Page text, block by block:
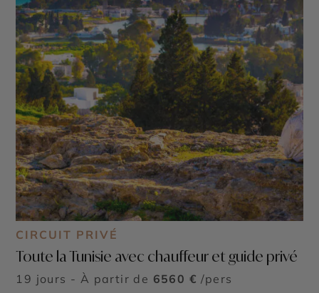
CIRCUIT PRIVÉ
Toute la Tunisie avec chauffeur et guide privé
19 jours - À partir de 6560 € /pers